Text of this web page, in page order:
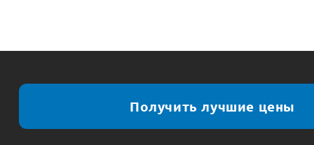
Получить лучшие цены